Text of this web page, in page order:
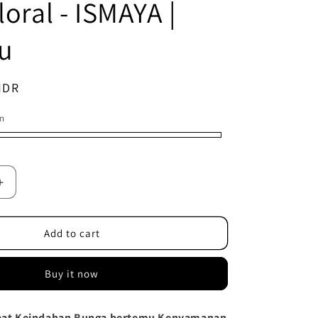
- ISMAYA |
Increase
Add to cart
Buy it now